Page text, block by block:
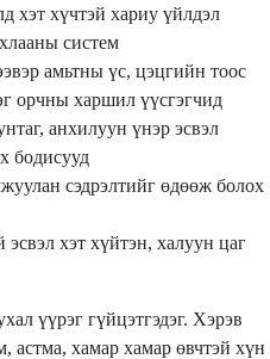
хэт хүчтэй хариу үйлдэл
систем
амьтны үс, цэцгийн тоос
орчны харшил үүсгэгчид
анхилуун үнэр эсвэл
бодисууд
сэдрэлтийг өдөөж болох
хэт хүйтэн, халуун цаг
үүрэг гүйцэтгэдэг. Хэрэв
астма, хамар хамар өвчтэй хүн